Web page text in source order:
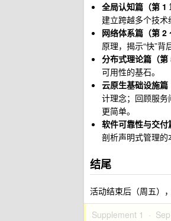
全局认知篇（第 1
建立跨越多个技术
网络体系篇（第 2
原理，揭示“快”背
分布式理论篇（第
可用性的基石。
云原生基础设施篇
计理念；回顾服
更简单。
软件可靠性与交付
剖析声明式管理的
结尾
活动结束后（周五）
Supplement 1 ·